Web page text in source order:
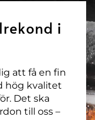
i
att få en fin
hög kvalitet
Det ska
till oss –